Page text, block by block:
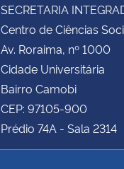
SECRETARIA
Centro de Ciências
Av. Roraima, nº 1000
Cidade Universitária
Bairro Camobi
CEP: 97105-900
Prédio 74A - Sala 2314